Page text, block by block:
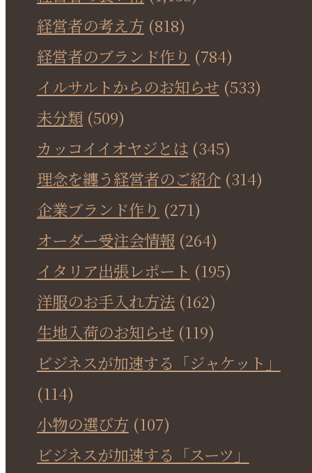
経営者の考え方 (818)
経営者のブランド作り (784)
イルサルトからのお知らせ (533)
未分類(509)
カッコイイオヤジとは(345)
理念を纏う経営者のご紹介(314)
企業ブランド作り (271)
オーダー受注会情報 (264)
イタリア出張レポート (195)
洋服のお手入れ方法(162)
生地入荷のお知らせ (119)
ビジネスが加速する「ジャケット」
(114)
小物の選び方 (107)
ビジネスが加速する「スーツ」